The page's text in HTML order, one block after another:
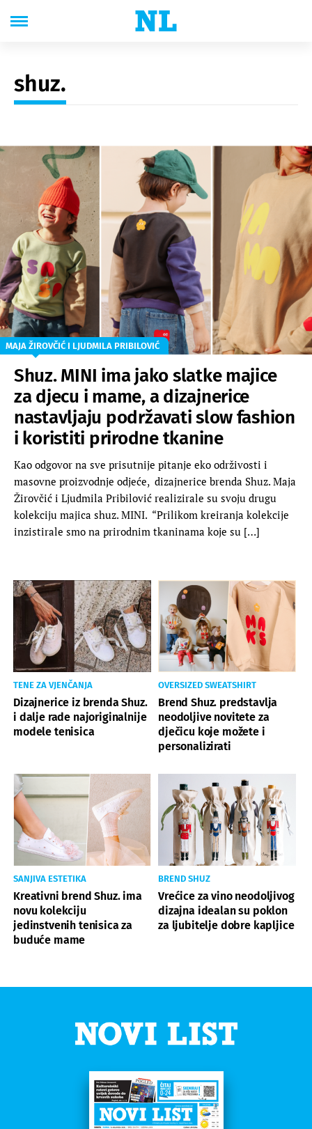
shuz.
MAJA ŽIROVČIĆ I LJUDMILA PRIBILOVIĆ
Shuz. MINI ima jako slatke majice
za djecu i mame, a dizajnerice
nastavljaju podržavati slow fashion
i koristiti prirodne tkanine
Kao odgovor na sve prisutnije pitanje eko održivosti i
masovne proizvodnje odjeće, dizajnerice brenda Shuz. Maja
Žirovčić i Ljudmila Pribilović realizirale su svoju drugu
kolekciju majica shuz. MINI. “Prilikom kreiranja kolekcije
inzistirale smo na prirodnim tkaninama koje su […]
TENE ZA VJENČANJA
Dizajnerice iz brenda Shuz.
i dalje rade najoriginalnije
modele tenisica
OVERSIZED SWEATSHIRT
Brend Shuz. predstavlja
neodoljive novitete za
dječicu koje možete i
personalizirati
SANJIVA ESTETIKA
Kreativni brend Shuz. ima
novu kolekciju
jedinstvenih tenisica za
buduće mame
BREND SHUZ
Vrećice za vino neodoljivog
dizajna idealan su poklon
za ljubitelje dobre kapljice